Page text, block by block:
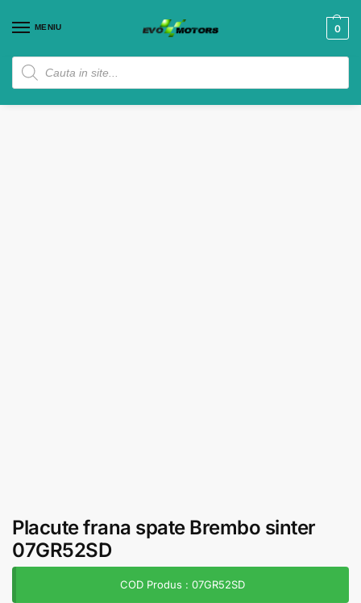
MENIU 0
Placute frana spate Brembo sinter
07GR52SD
COD Produs : 07GR52SD